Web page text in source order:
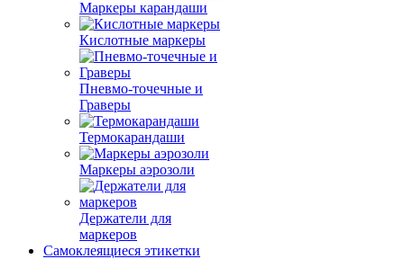
Маркеры карандаши
Кислотные маркеры
Пневмо-точечные и
Граверы
Термокарандаши
Маркеры аэрозоли
Держатели для
маркеров
Самоклеящиеся этикетки